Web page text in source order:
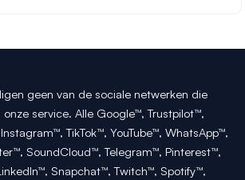
geen van de sociale netwerken die
service. Alle Google™, Trustpilot™,
TikTok™, YouTube™, WhatsApp™,
SoundCloud™, Telegram™, Pinterest™,
Snapchat™, Twitch™, Spotify™,